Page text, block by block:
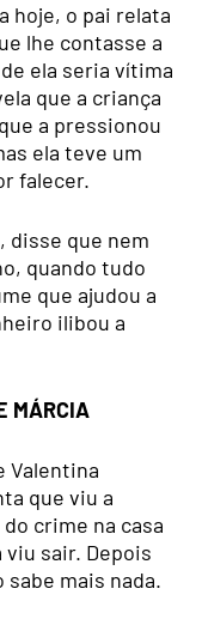
hoje, o pai relata
lhe contasse a
ela seria vítima
que a criança
a pressionou
ela teve um
falecer.
disse que nem
quando tudo
que ajudou a
ilibou a
MÁRCIA
Valentina
que viu a
crime na casa
viu sair. Depois
mais nada.